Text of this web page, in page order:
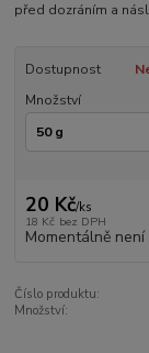
před dozráním a
Dostupnost
Množství
20 Kč/ks
18 Kč bez DPH
Momentálně není
Číslo produktu:
Množství: